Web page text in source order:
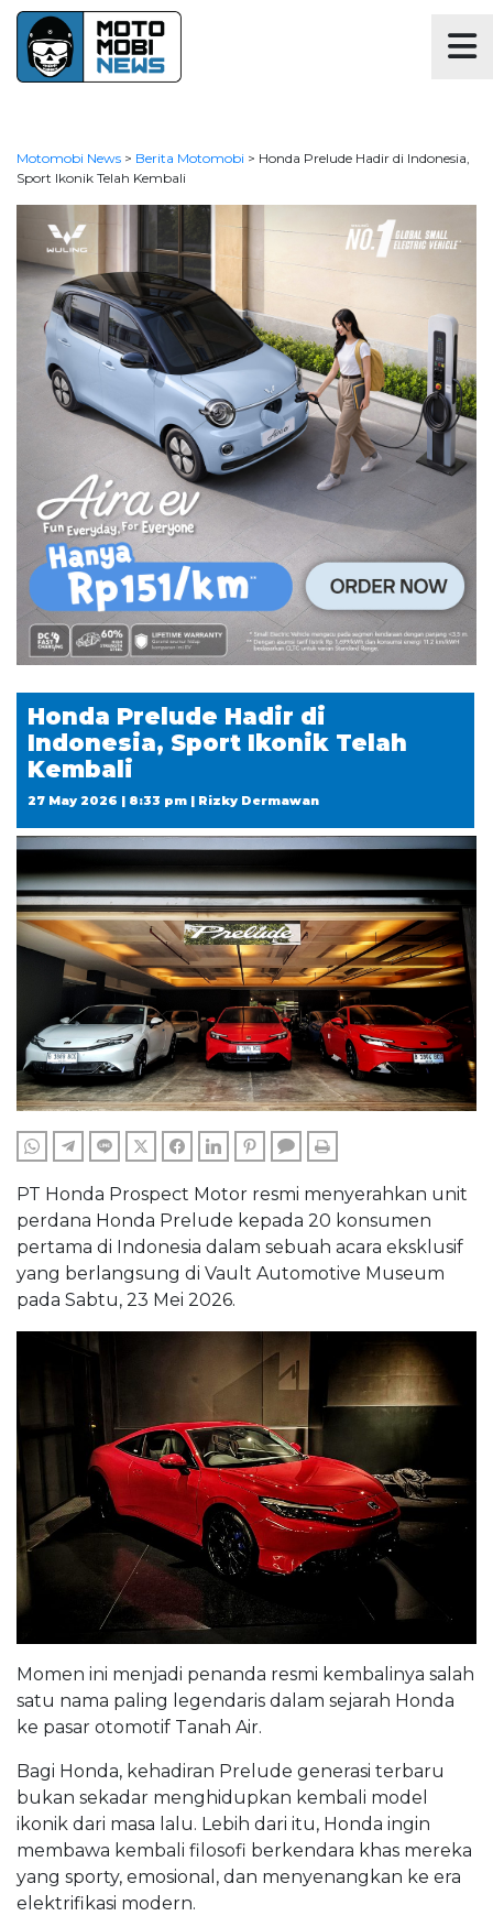
Motomobi News > Berita Motomobi > Honda Prelude Hadir di Indonesia,
Sport Ikonik Telah Kembali
Honda Prelude Hadir di
Indonesia, Sport Ikonik Telah
Kembali
27 May 2026 | 8:33 pm | Rizky Dermawan
WHATSAPPTELEGRAM
LINE TWITTERFACEBOOKLINKEDINPINTERESTCOMMENTS
PT Honda Prospect Motor resmi menyerahkan unit
perdana Honda Prelude kepada 20 konsumen
pertama di Indonesia dalam sebuah acara eksklusif
yang berlangsung di Vault Automotive Museum
pada Sabtu, 23 Mei 2026.
Momen ini menjadi penanda resmi kembalinya salah
satu nama paling legendaris dalam sejarah Honda
ke pasar otomotif Tanah Air.
Bagi Honda, kehadiran Prelude generasi terbaru
bukan sekadar menghidupkan kembali model
ikonik dari masa lalu. Lebih dari itu, Honda ingin
membawa kembali filosofi berkendara khas mereka
yang sporty, emosional, dan menyenangkan ke era
elektrifikasi modern.